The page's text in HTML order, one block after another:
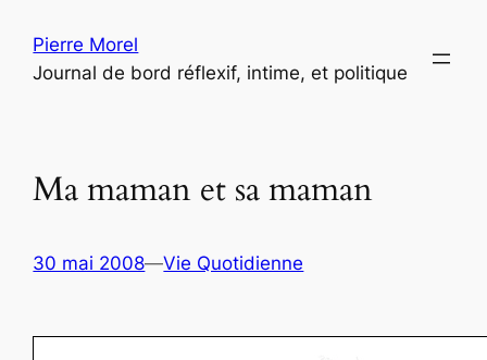
contenu
Pierre Morel
Journal de bord réflexif, intime, et politique
Ma maman et sa maman
30 mai 2008—Vie Quotidienne